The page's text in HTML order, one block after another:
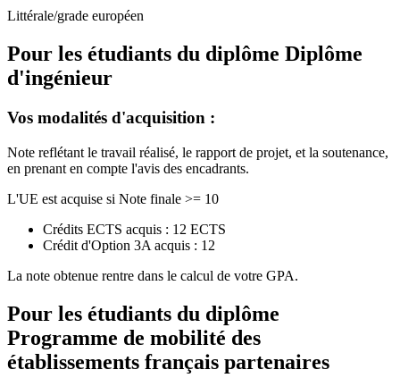
Littérale/grade européen
Pour les étudiants du diplôme Diplôme
d'ingénieur
Vos modalités d'acquisition :
Note reflétant le travail réalisé, le rapport de projet, et la soutenance,
en prenant en compte l'avis des encadrants.
L'UE est acquise si Note finale >= 10
Crédits ECTS acquis : 12 ECTS
Crédit d'Option 3A acquis : 12
La note obtenue rentre dans le calcul de votre GPA.
Pour les étudiants du diplôme
Programme de mobilité des
établissements français partenaires